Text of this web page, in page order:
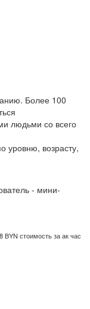
Более 100
людьми со всего
уровню, возрасту,
- мини-
BYN стоимость за ак час